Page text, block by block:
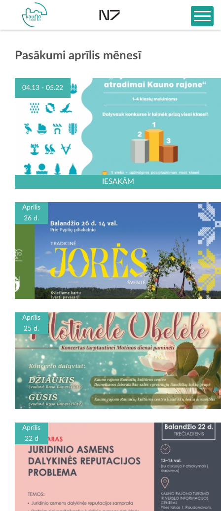
Pasākumi aprīlis mēnesī
04.13 - 05.22
IESAKĀM
Aprīlis
26 d.
Aprīlis
25 d.
Aprīlis
22 d